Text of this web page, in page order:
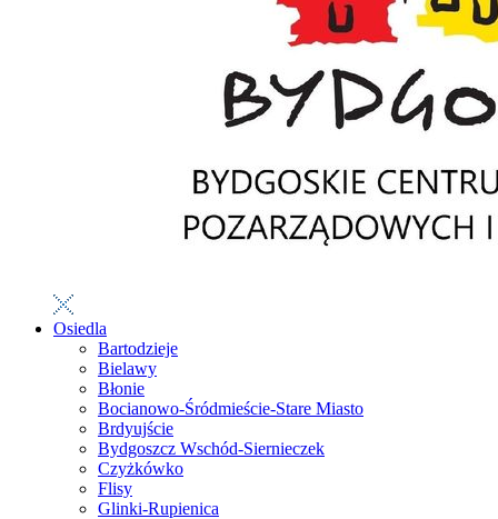
Osiedla
Bartodzieje
Bielawy
Błonie
Bocianowo-Śródmieście-Stare Miasto
Brdyujście
Bydgoszcz Wschód-Siernieczek
Czyżkówko
Flisy
Glinki-Rupienica